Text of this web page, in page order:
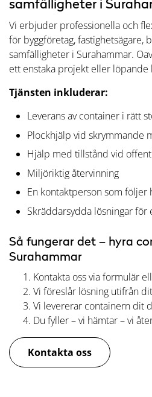
samfälligheter i
Vi erbjuder professionella och
för byggföretag, fastighetsägare,
samfälligheter i Surahammar.
ett enstaka projekt eller löpande
Tjänsten inkluderar:
Leverans av container i rätt
Plockhjälp vid skrymmande
Hjälp med tillstånd vid
Miljöriktig återvinning
En kontaktperson som följer
Skräddarsydda lösningar för
Så fungerar det – hyra
Surahammar
Kontakta oss via formulär
Vi föreslår lösning utifrån
Vi levererar containern dit
Du fyller – vi hämtar – vi
Kontakta oss